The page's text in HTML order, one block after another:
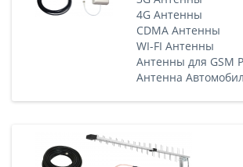
4G Антенны
CDMA Антенны
WI-FI Антенны
Антенны для GSM
Антенна